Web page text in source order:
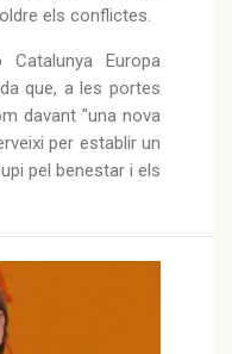
els conflictes.
Europa
que, a les portes
davant "una nova
per establir un
pel benestar i els